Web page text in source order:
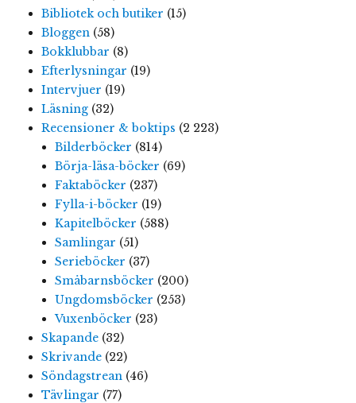
Bibliotek och butiker (15)
Bloggen(58)
Bokklubbar (8)
Efterlysningar (19)
Intervjuer (19)
Läsning(32)
Recensioner & boktips (2 223)
Bilderböcker (814)
Börja-läsa-böcker (69)
Faktaböcker (237)
Fylla-i-böcker (19)
Kapitelböcker (588)
Samlingar (51)
Serieböcker (37)
Småbarnsböcker (200)
Ungdomsböcker (253)
Vuxenböcker (23)
Skapande(32)
Skrivande(22)
Söndagstrean(46)
Tävlingar (77)